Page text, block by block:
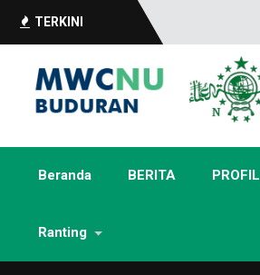
TERKINI
Beranda BERITA PROFIL
Ranting